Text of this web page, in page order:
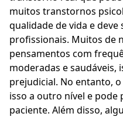
muitos transtornos
qualidade de vida e
profissionais. Muitos de
pensamentos com
moderadas e saudáveis,
prejudicial. No entanto,
isso a outro nível e
paciente. Além disso,